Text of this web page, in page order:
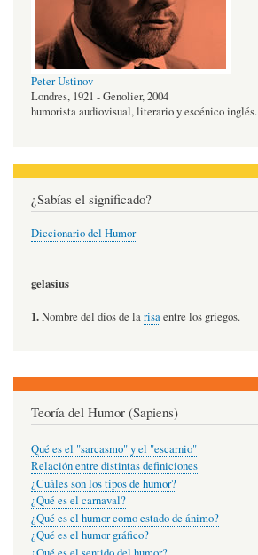
Peter Ustinov
Londres, 1921 - Genolier, 2004
humorista audiovisual, literario y escénico inglés.
¿Sabías el significado?
Diccionario del Humor
gelasius
1.Nombre del dios de larisaentre los griegos.
Teoría del Humor (Sapiens)
Qué es el "sarcasmo" y el "escarnio"
Relación entre distintas definiciones
¿Cuáles son los tipos de humor?
¿Qué es el carnaval?
¿Qué es el humor como estado de ánimo?
¿Qué es el humor gráfico?